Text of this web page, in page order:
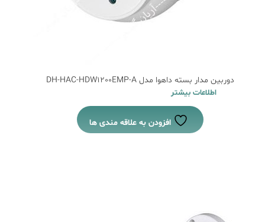
دوربین مدار بسته داهوا مدل DH-HAC-HDW1200EMP-A
اطلاعات بیشتر
افزودن به علاقه مندی ها